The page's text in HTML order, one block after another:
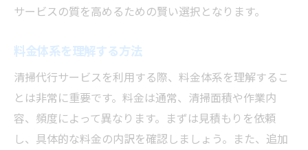
サービスの質を高めるための賢い選択となります。
料金体系を理解する方法
清掃代行サービスを利用する際、料金体系を理解するこ
とは非常に重要です。料金は通常、清掃面積や作業内
容、頻度によって異なります。まずは見積もりを依頼
し、具体的な料金の内訳を確認しましょう。また、追加